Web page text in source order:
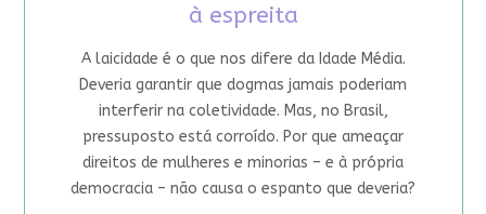
à espreita
A laicidade é o que nos difere da Idade Média.
Deveria garantir que dogmas jamais poderiam
interferir na coletividade. Mas, no Brasil,
pressuposto está corroído. Por que ameaçar
direitos de mulheres e minorias – e à própria
democracia – não causa o espanto que deveria?